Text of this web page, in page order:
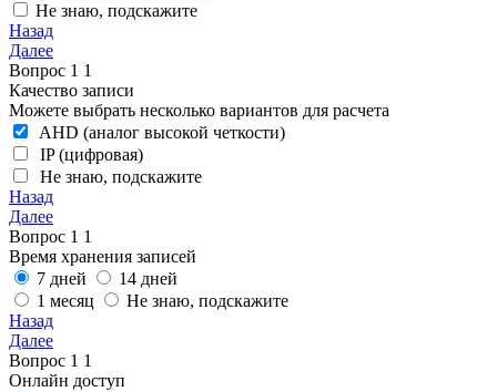
Не знаю, подскажите
Назад
Далее
Вопрос 1 1
Качество записи
Можете выбрать несколько вариантов для расчета
AHD (аналог высокой четкости)
IP (цифровая)
Не знаю, подскажите
Назад
Далее
Вопрос 1 1
Время хранения записей
7 дней
14 дней
1 месяц
Не знаю, подскажите
Назад
Далее
Вопрос 1 1
Онлайн доступ